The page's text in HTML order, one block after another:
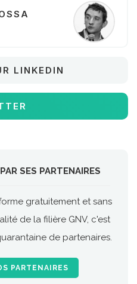
LINKEDIN
SES PARTENAIRES
gratuitement et sans
de la filière GNV, c'est
de partenaires.
PARTENAIRES